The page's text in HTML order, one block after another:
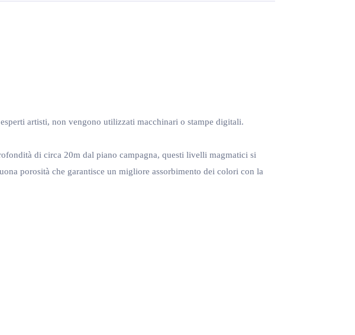
artisti, non vengono utilizzati macchinari o stampe digitali.
di circa 20m dal piano campagna, questi livelli magmatici si
porosità che garantisce un migliore assorbimento dei colori con la